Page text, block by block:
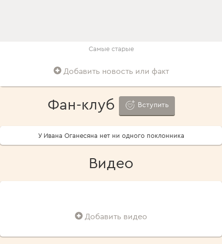
Самые старые
Добавить новость или факт
Фан-клуб Вступить
У Ивана Оганесяна нет ни одного поклонника
Видео
Добавить видео